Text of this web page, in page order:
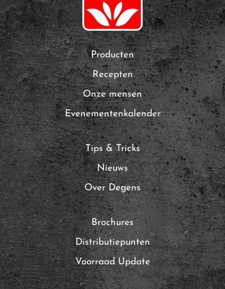
Producten
Recepten
Onze mensen
Evenementenkalender
Tips & Tricks
Nieuws
Over Degens
Brochures
Distributiepunten
Voorraad Update